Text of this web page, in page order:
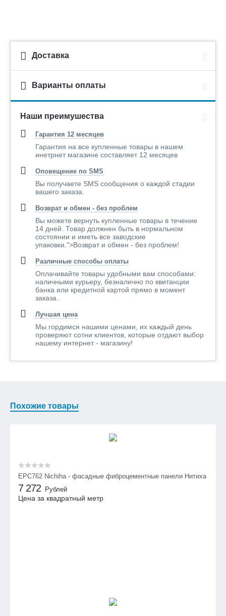
Доставка
Варианты оплаты
Наши преимушества
Гарантия 12 месяцев
Гарантия на все купленные товары в нашем
инетрнет магазине составляет 12 месяцев
Оповещение по SMS
Вы получаете SMS сообщения о каждой стадии
вашего заказа.
Возврат и обмен - без проблем
Вы можете вернуть купленные товары в течение
14 дней. Товар должнен быть в нормальном
состоянии и иметь все заводские
упаковки.">Возврат и обмен - без проблем!
Различные способы оплаты
Оплачивайте товары удобными вам способами:
наличными курьеру, безналично по квитанции
банка или кредитной картой прямо в момент
заказа..
Лучшая цена
Мы гордимся нашими ценами, их каждый день
проверяют сотни клиентов, которые отдают выбор
нашему интернет - магазину!
Похожие товары
EPC762 Nichiha - фасадные фиброцементные панели Нитиха
7 272 Рублей
Цена за квадратный метр